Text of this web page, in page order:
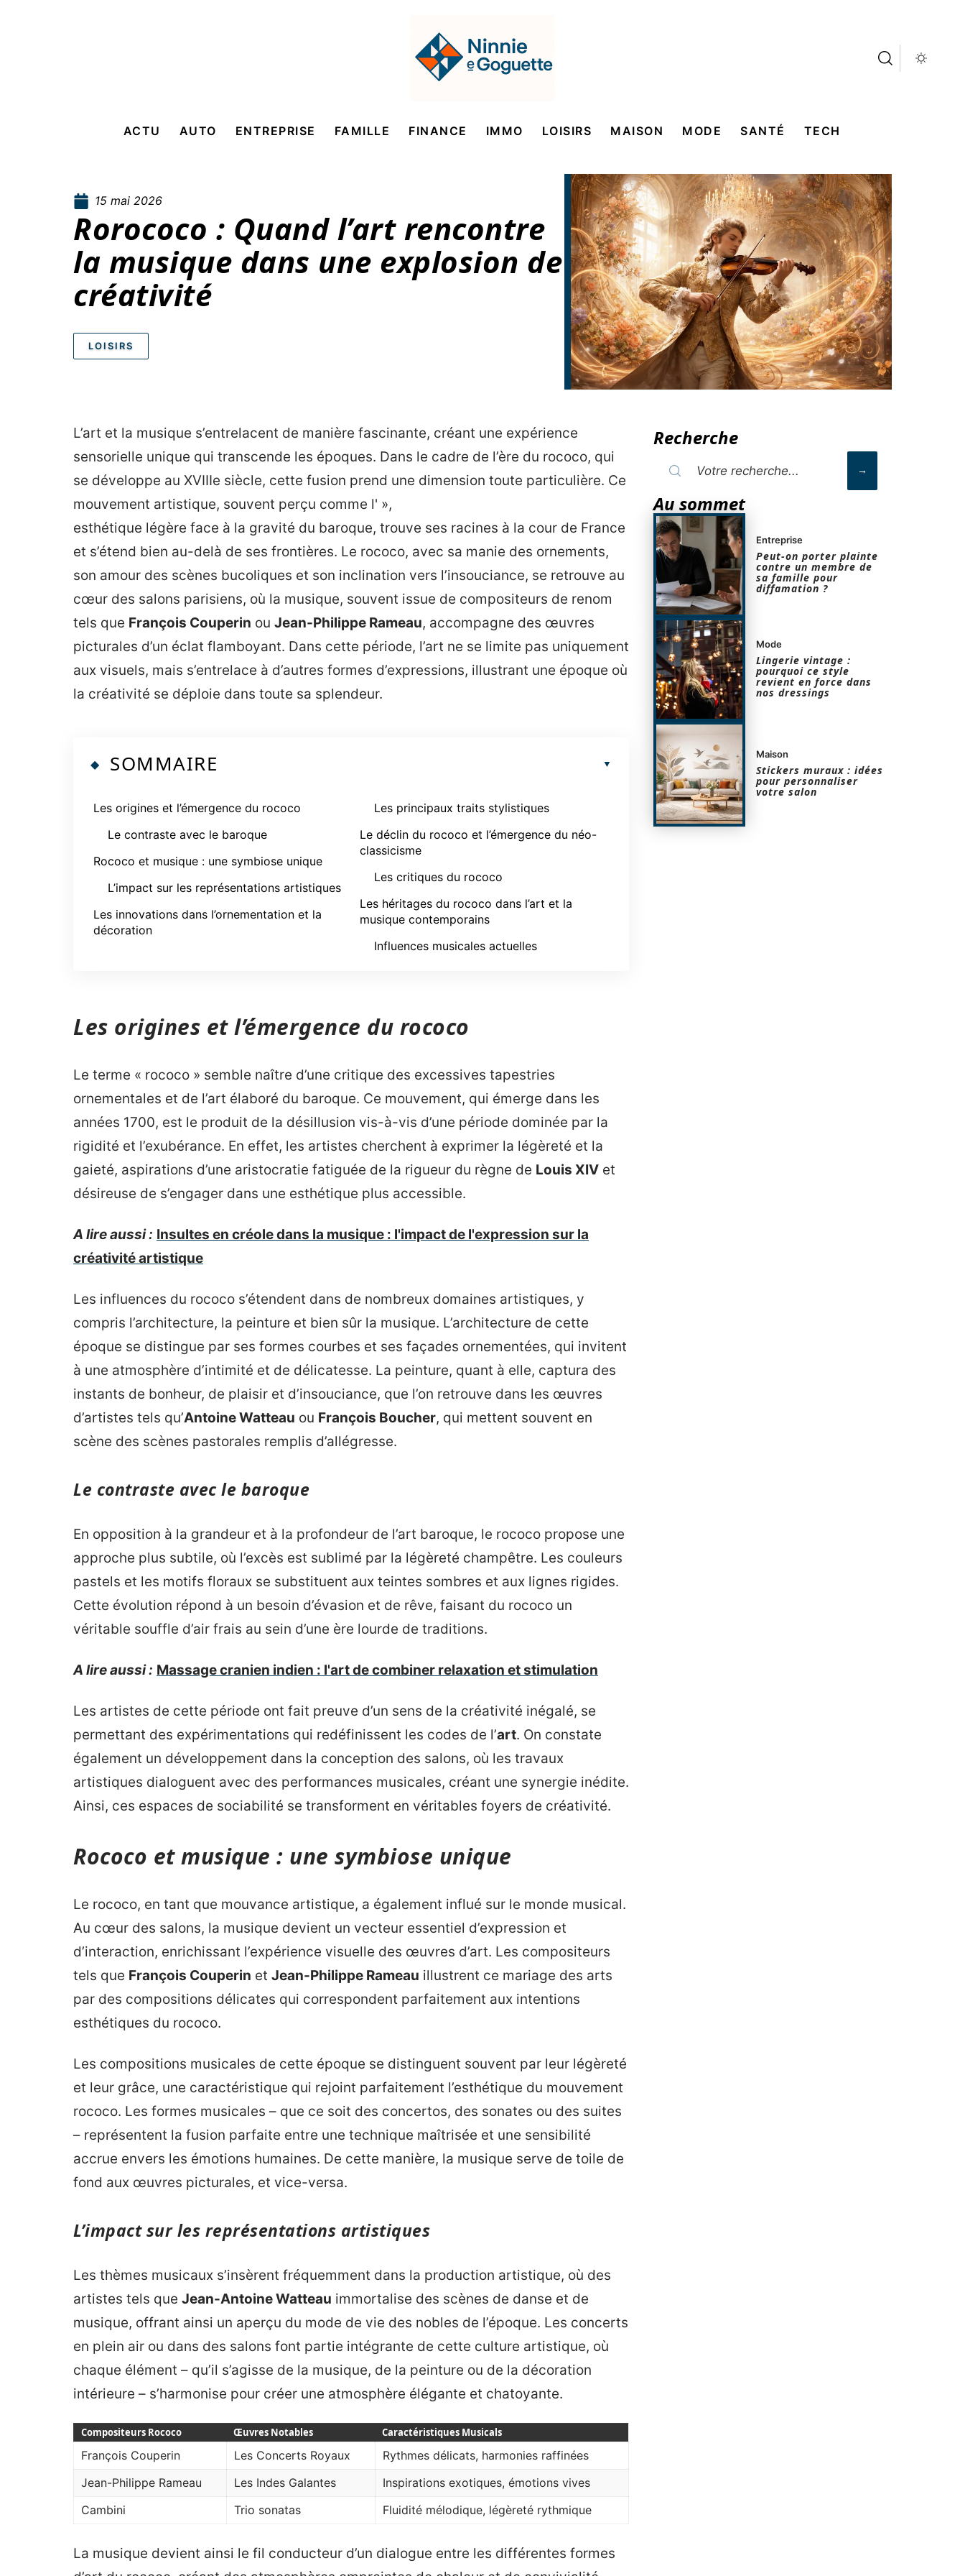
ACTU AUTO ENTREPRISE FAMILLE FINANCE IMMO LOISIRS MAISON MODE SANTÉ TECH
15 mai 2026
Rorococo : Quand l’art rencontre
la musique dans une explosion de
créativité
LOISIRS
L’art et la musique s’entrelacent de manière fascinante, créant une expérience
sensorielle unique qui transcende les époques. Dans le cadre de l’ère du rococo, qui
se développe au XVIIIe siècle, cette fusion prend une dimension toute particulière. Ce
mouvement artistique, souvent perçu comme l' »,
esthétique légère face à la gravité du baroque, trouve ses racines à la cour de France
et s’étend bien au-delà de ses frontières. Le rococo, avec sa manie des ornements,
son amour des scènes bucoliques et son inclination vers l’insouciance, se retrouve au
cœur des salons parisiens, où la musique, souvent issue de compositeurs de renom
tels que François Couperin ou Jean-Philippe Rameau, accompagne des œuvres
picturales d’un éclat flamboyant. Dans cette période, l’art ne se limite pas uniquement
aux visuels, mais s’entrelace à d’autres formes d’expressions, illustrant une époque où
la créativité se déploie dans toute sa splendeur.
SOMMAIRE
Les origines et l’émergence du rococo
Le contraste avec le baroque
Rococo et musique : une symbiose unique
L’impact sur les représentations artistiques
Les innovations dans l’ornementation et la
décoration
Les principaux traits stylistiques
Le déclin du rococo et l’émergence du néo-
classicisme
Les critiques du rococo
Les héritages du rococo dans l’art et la
musique contemporains
Influences musicales actuelles
Les origines et l’émergence du rococo
Le terme « rococo » semble naître d’une critique des excessives tapestries
ornementales et de l’art élaboré du baroque. Ce mouvement, qui émerge dans les
années 1700, est le produit de la désillusion vis-à-vis d’une période dominée par la
rigidité et l’exubérance. En effet, les artistes cherchent à exprimer la légèreté et la
gaieté, aspirations d’une aristocratie fatiguée de la rigueur du règne de Louis XIV et
désireuse de s’engager dans une esthétique plus accessible.
A lire aussi : Insultes en créole dans la musique : l'impact de l'expression sur la
créativité artistique
Les influences du rococo s’étendent dans de nombreux domaines artistiques, y
compris l’architecture, la peinture et bien sûr la musique. L’architecture de cette
époque se distingue par ses formes courbes et ses façades ornementées, qui invitent
à une atmosphère d’intimité et de délicatesse. La peinture, quant à elle, captura des
instants de bonheur, de plaisir et d’insouciance, que l’on retrouve dans les œuvres
d’artistes tels qu’Antoine Watteau ou François Boucher, qui mettent souvent en
scène des scènes pastorales remplis d’allégresse.
Le contraste avec le baroque
En opposition à la grandeur et à la profondeur de l’art baroque, le rococo propose une
approche plus subtile, où l’excès est sublimé par la légèreté champêtre. Les couleurs
pastels et les motifs floraux se substituent aux teintes sombres et aux lignes rigides.
Cette évolution répond à un besoin d’évasion et de rêve, faisant du rococo un
véritable souffle d’air frais au sein d’une ère lourde de traditions.
A lire aussi : Massage cranien indien : l'art de combiner relaxation et stimulation
Les artistes de cette période ont fait preuve d’un sens de la créativité inégalé, se
permettant des expérimentations qui redéfinissent les codes de l’art. On constate
également un développement dans la conception des salons, où les travaux
artistiques dialoguent avec des performances musicales, créant une synergie inédite.
Ainsi, ces espaces de sociabilité se transforment en véritables foyers de créativité.
Rococo et musique : une symbiose unique
Le rococo, en tant que mouvance artistique, a également influé sur le monde musical.
Au cœur des salons, la musique devient un vecteur essentiel d’expression et
d’interaction, enrichissant l’expérience visuelle des œuvres d’art. Les compositeurs
tels que François Couperin et Jean-Philippe Rameau illustrent ce mariage des arts
par des compositions délicates qui correspondent parfaitement aux intentions
esthétiques du rococo.
Les compositions musicales de cette époque se distinguent souvent par leur légèreté
et leur grâce, une caractéristique qui rejoint parfaitement l’esthétique du mouvement
rococo. Les formes musicales – que ce soit des concertos, des sonates ou des suites
– représentent la fusion parfaite entre une technique maîtrisée et une sensibilité
accrue envers les émotions humaines. De cette manière, la musique serve de toile de
fond aux œuvres picturales, et vice-versa.
L’impact sur les représentations artistiques
Les thèmes musicaux s’insèrent fréquemment dans la production artistique, où des
artistes tels que Jean-Antoine Watteau immortalise des scènes de danse et de
musique, offrant ainsi un aperçu du mode de vie des nobles de l’époque. Les concerts
en plein air ou dans des salons font partie intégrante de cette culture artistique, où
chaque élément – qu’il s’agisse de la musique, de la peinture ou de la décoration
intérieure – s’harmonise pour créer une atmosphère élégante et chatoyante.
Compositeurs Rococo Œuvres Notables Caractéristiques Musicals
François Couperin Les Concerts Royaux
Rythmes délicats, harmonies raffinées
Jean-Philippe Rameau
Les Indes Galantes
Inspirations exotiques, émotions vives
Cambini
Trio sonatas Fluidité mélodique, légèreté rythmique
La musique devient ainsi le fil conducteur d’un dialogue entre les différentes formes
Recherche
Au sommet
Entreprise
Peut-on porter plainte
contre un membre de
sa famille pour
diffamation ?
Mode
Lingerie vintage :
pourquoi ce style
revient en force dans
nos dressings
Maison
Stickers muraux : idées
pour personnaliser
votre salon